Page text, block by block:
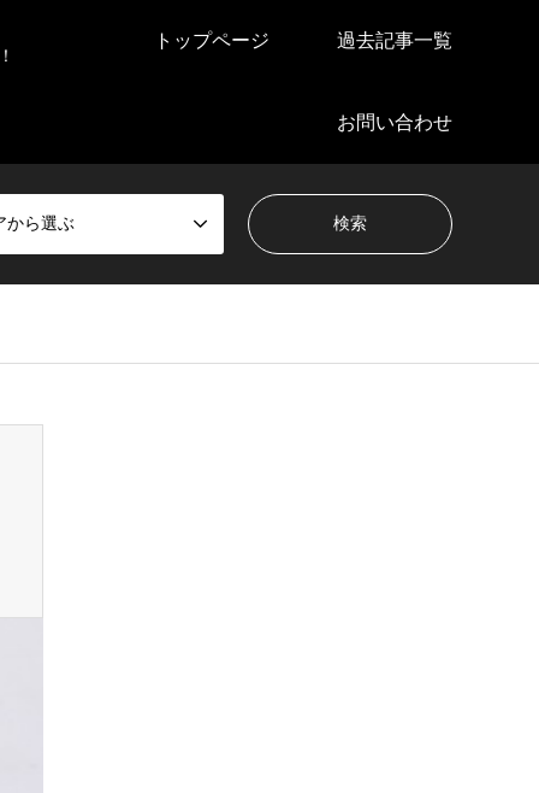
トップページ 過去記事一覧
お問い合わせ
から選ぶ